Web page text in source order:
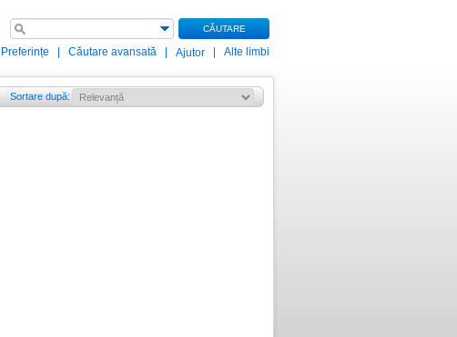
CĂUTARE
Preferințe Căutare avansată Ajutor Alte limbi
Sortare după: